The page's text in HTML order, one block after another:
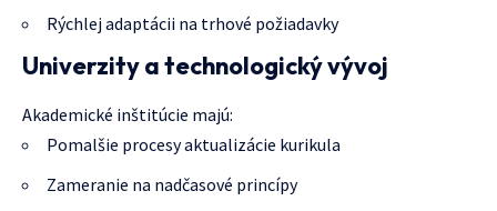
Rýchlej adaptácii na trhové požiadavky
Univerzity a technologický vývoj
Akademické inštitúcie majú:
Pomalšie procesy aktualizácie kurikula
Zameranie na nadčasové princípy